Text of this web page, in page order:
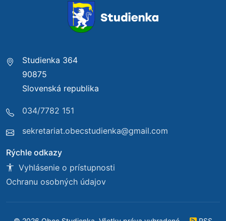
Studienka 364
90875
Slovenská republika
034/7782 151
sekretariat.obecstudienka@gmail.com
Rýchle odkazy
Vyhlásenie o prístupnosti
Ochranu osobných údajov